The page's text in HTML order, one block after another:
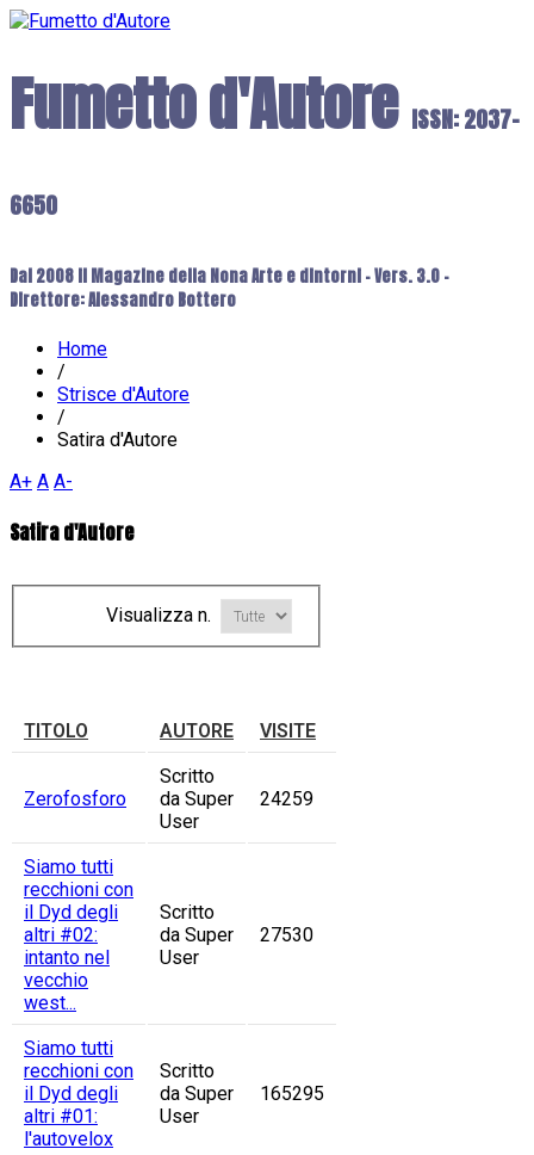
Fumetto d'Autore ISSN: 2037-
6650
Dal 2008 il Magazine della Nona Arte e dintorni - Vers. 3.0 -
Direttore: Alessandro Bottero
Home
/
Strisce d'Autore
/
Satira d'Autore
A+ A A-
Satira d'Autore
Visualizza n.
TITOLO AUTORE VISITE
Zerofosforo
Scritto
da Super
User
24259
Siamo tutti
recchioni con
il Dyd degli
altri #02:
intanto nel
vecchio
west...
Scritto
da Super
User
27530
Siamo tutti
recchioni con
il Dyd degli
altri #01:
l'autovelox
Scritto
da Super
User
165295